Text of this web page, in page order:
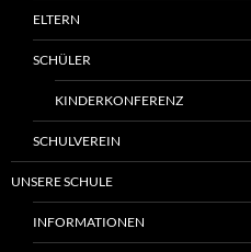
ELTERN
SCHÜLER
KINDERKONFERENZ
SCHULVEREIN
UNSERE SCHULE
INFORMATIONEN